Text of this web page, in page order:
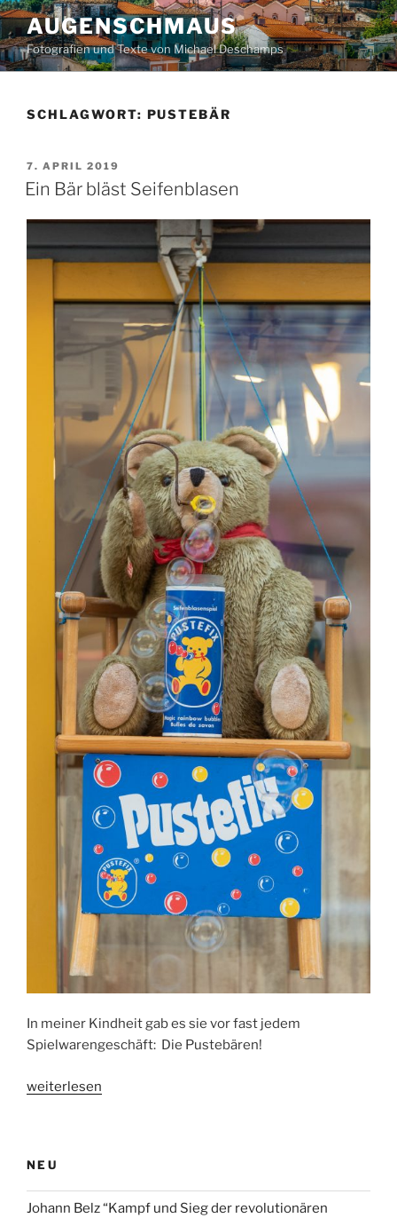
Zum
Inhalt
springen
AUGENSCHMAUS
Fotografien und Texte von Michael Deschamps
SCHLAGWORT: PUSTEBÄR
VERÖFFENTLICHT
AM
7. APRIL 2019
Ein Bär bläst Seifenblasen
In meiner Kindheit gab es sie vor fast jedem
Spielwarengeschäft: Die Pustebären!
„Ein
weiterlesen
NEU
Johann Belz “Kampf und Sieg der revolutionären